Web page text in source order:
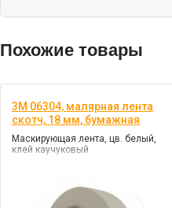
Похожие товары
3M 06304, малярная лента
скотч, 18 мм, бумажная
Маскирующая лента, цв. белый,
клей каучуковый